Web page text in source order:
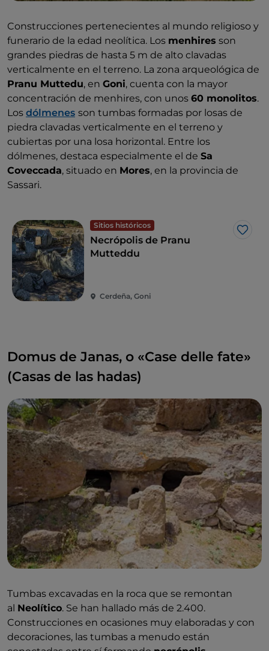
Construcciones pertenecientes al mundo religioso y
funerario de la edad neolítica. Los menhires son
grandes piedras de hasta 5 m de alto clavadas
verticalmente en el terreno. La zona arqueológica de
Pranu Muttedu, en Goni, cuenta con la mayor
concentración de menhires, con unos 60 monolitos.
Los dólmenes son tumbas formadas por losas de
piedra clavadas verticalmente en el terreno y
cubiertas por una losa horizontal. Entre los
dólmenes, destaca especialmente el de Sa
Coveccada, situado en Mores, en la provincia de
Sassari.
Sitios históricos
Me
Necrópolis de Pranu
Mutteddu
Cerdeña, Goni
Domus de Janas, o «Case delle fate»
(Casas de las hadas)
Tumbas excavadas en la roca que se remontan
al Neolítico. Se han hallado más de 2.400.
Construcciones en ocasiones muy elaboradas y con
decoraciones, las tumbas a menudo están